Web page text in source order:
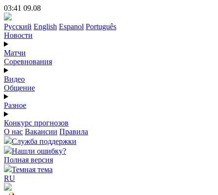
03:41 09.08
Русский English Espanol Português
Новости
Матчи
Соревнования
Видео
Общение
Разное
Конкурс прогнозов
О нас Вакансии Правила
Служба поддержки
Нашли ошибку?
Полная версия
Темная тема
RU